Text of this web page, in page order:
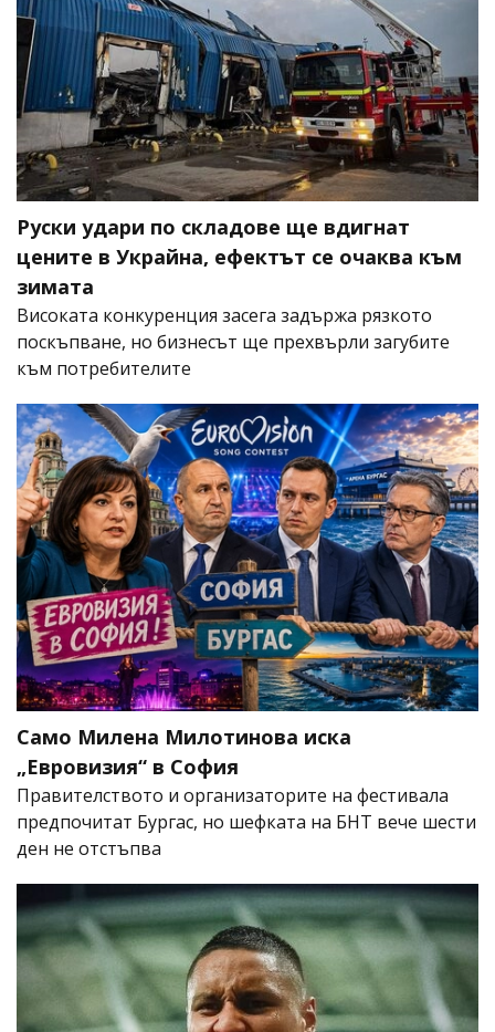
Руски удари по складове ще вдигнат
цените в Украйна, ефектът се очаква към
зимата
Високата конкуренция засега задържа рязкото
поскъпване, но бизнесът ще прехвърли загубите
към потребителите
Само Милена Милотинова иска
„Евровизия“ в София
Правителството и организаторите на фестивала
предпочитат Бургас, но шефката на БНТ вече шести
ден не отстъпва